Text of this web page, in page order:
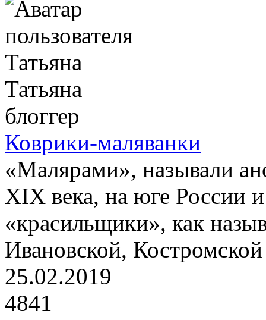
Татьяна
блоггер
Коврики-маляванки
«Малярами», называли
XIX века, на юге России
«красильщики», как
Ивановской,
25.02.2019
4841